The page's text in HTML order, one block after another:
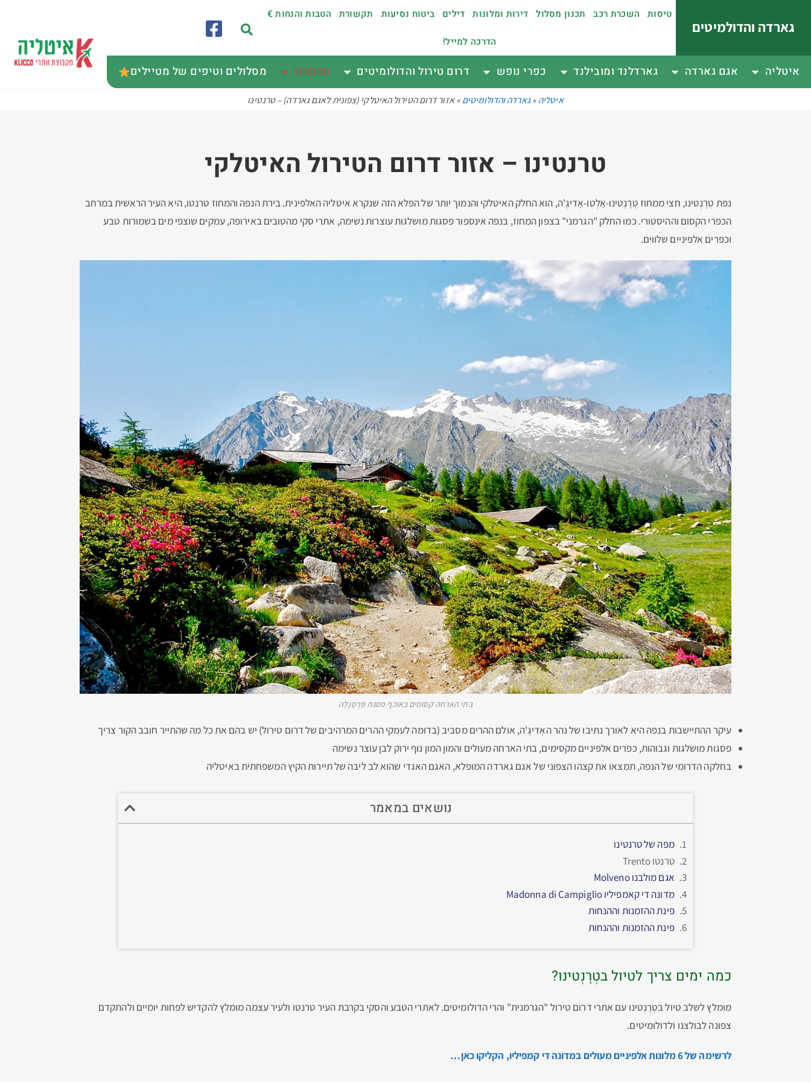
גארדה והדולמיטים
טיסות השכרת רכב תכנון מסלול דירות ומלונות דילים ביטוח נסיעות תקשורת הטבות והנחות €
הדרכה למייל!
איטליה אגם גארדה גארדלנד ומובילנד כפרי נופש דרום טירול והדולומיטים טרנטינו מסלולים וטיפים של מטיילים
איטליה »גארדה והדולומיטים »אזור דרום הטירול האיטלקי (צפונית לאגם גארדה) – טרנטינו
טרנטינו – אזור דרום הטירול האיטלקי
נפת טְרֶנְטינו, חצי ממחוז טְרֶנְטינו-אָלְטו-אָדיגֶ'ה, הוא החלק האיטלקי והנמוך יותר של הפלא הזה שנקרא איטליה האלפּינית. בירת הנפה והמחוז טרנטו, היא העיר הראשית במרחב
הכפרי הקסום וההיסטורי. כמו החלק "הגרמני" בצפון המחוז, בנפה אינספור פסגות מושלגות עוצרות נשימה, אתרי סקי מהטובים באירופה, עמקים שוצפי מים בשמורות טבע
וכפרים אלפּיניים שלווים.
בתי הארחה קסומים באוכף פסגת פְּרֶסָנֶלָה
עיקר ההתיישבות בנפה היא לאורך נתיבו של נהר האָדיגֶ'ה, אולם ההרים מסביב (בדומה לעמקי ההרים המרהיבים של דרום טירול) יש בהם את כל מה שהתייר חובב הקור צריך
פסגות מושלגות וגבוהות, כפרים אלפּיניים מקסימים, בתי הארחה מעולים והמון המון נוף ירוק לבן עוצר נשימה
בחלקה הדרומי של הנפה, תמצאו את קצהו הצפוני של אגם גארדה המופלא, האגם האגדי שהוא לב ליבה של תיירות הקיץ המשפחתית באיטליה
נושאים במאמר
מפה של טרנטינו
טרנטו Trento
אגם מולבנו Molveno
מדונה די קאמפיליו Madonna di Campiglio
פינת ההזמנות וההנחות
פינת ההזמנות וההנחות
כמה ימים צריך לטיול בטְרֶנְטינו?
מומלץ לשלב טיול בטְרֶנְטינו עם אתרי דרום טירול "הגרמנית" והרי הדולומיטים. לאתרי הטבע והסקי בקרבת העיר טרנטו ולעיר עצמה מומלץ להקדיש לפחות יומיים ולהתקדם
צפונה לבולצנו ולדולומיטים.
לרשימה של 6 מלונות אלפיניים מעולים במדונה די קמפיליו, הקליקו כאן…